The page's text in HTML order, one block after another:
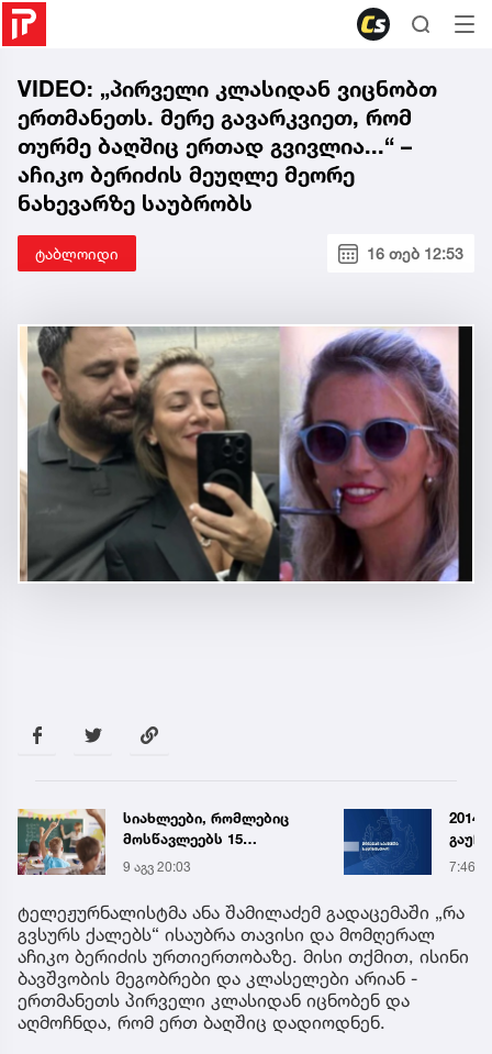
VIDEO: „პირველი კლასიდან ვიცნობთ
ერთმანეთს. მერე გავარკვიეთ, რომ
თურმე ბაღშიც ერთად გვივლია...“ –
აჩიკო ბერიძის მეუღლე მეორე
ნახევარზე საუბრობს
ტაბლოიდი 16 თებ 12:53
სიახლეები, რომლებიც
მოსწავლეებს 15
სექტემბერს სკოლებში
დახვდებათ
9 აგვ 20:03
2014
7:46
ტელეჟურნალისტმა ანა შამილაძემ გადაცემაში „რა
გვსურს ქალებს“ ისაუბრა თავისი და მომღერალ
აჩიკო ბერიძის ურთიერთობაზე. მისი თქმით, ისინი
ბავშვობის მეგობრები და კლასელები არიან -
ერთმანეთს პირველი კლასიდან იცნობენ და
აღმოჩნდა, რომ ერთ ბაღშიც დადიოდნენ.